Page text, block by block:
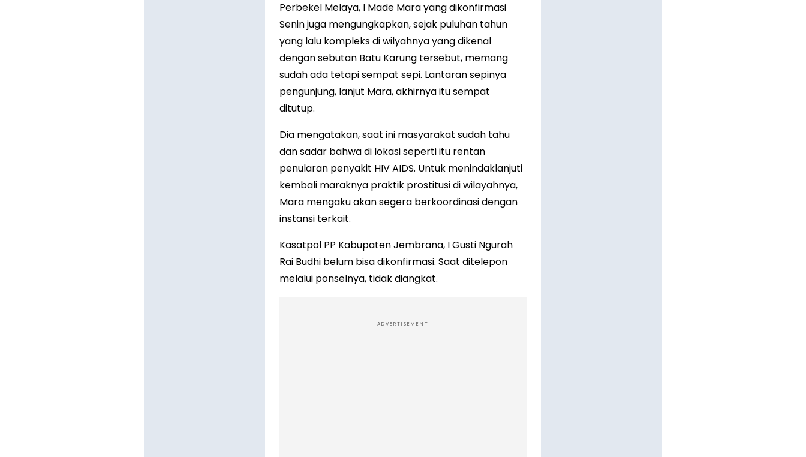
Perbekel Melaya, I Made Mara yang dikonfirmasi
Senin juga mengungkapkan, sejak puluhan tahun
yang lalu kompleks di wilyahnya yang dikenal
dengan sebutan Batu Karung tersebut, memang
sudah ada tetapi sempat sepi. Lantaran sepinya
pengunjung, lanjut Mara, akhirnya itu sempat
ditutup.
Dia mengatakan, saat ini masyarakat sudah tahu
dan sadar bahwa di lokasi seperti itu rentan
penularan penyakit HIV AIDS. Untuk menindaklanjuti
kembali maraknya praktik prostitusi di wilayahnya,
Mara mengaku akan segera berkoordinasi dengan
instansi terkait.
Kasatpol PP Kabupaten Jembrana, I Gusti Ngurah
Rai Budhi belum bisa dikonfirmasi. Saat ditelepon
melalui ponselnya, tidak diangkat.
ADVERTISEMENT